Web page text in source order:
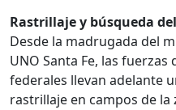
Rastrillaje y búsqueda
Desde la madrugada del
UNO Santa Fe, las
federales llevan adelante
rastrillaje en campos de la